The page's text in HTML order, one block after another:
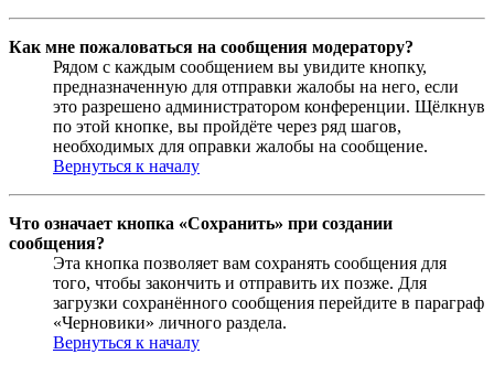
Как мне пожаловаться на сообщения модератору?
Рядом с каждым сообщением вы увидите кнопку,
предназначенную для отправки жалобы на него, если
это разрешено администратором конференции. Щёлкнув
по этой кнопке, вы пройдёте через ряд шагов,
необходимых для оправки жалобы на сообщение.
Вернуться к началу
Что означает кнопка «Сохранить» при создании
сообщения?
Эта кнопка позволяет вам сохранять сообщения для
того, чтобы закончить и отправить их позже. Для
загрузки сохранённого сообщения перейдите в параграф
«Черновики» личного раздела.
Вернуться к началу